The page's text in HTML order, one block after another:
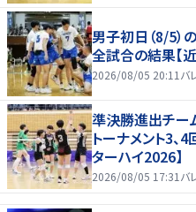
男子初日（8/5）
全試合の結果【
2026/08/05 20:11 バ
準決勝進出チー
トーナメント3、
ターハイ2026】
2026/08/05 17:31バ